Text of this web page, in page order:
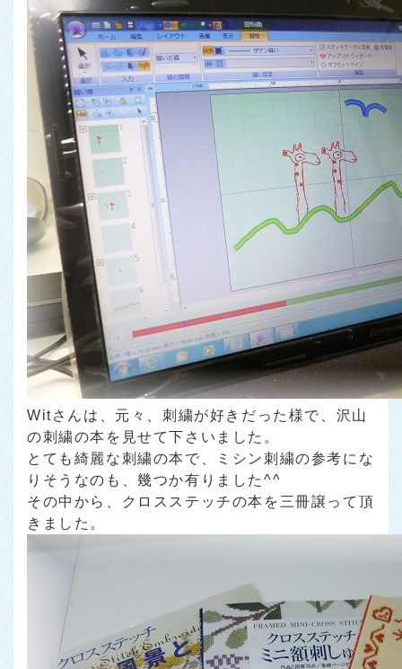
Witさんは、元々、刺繍が好きだった様で、沢山
の刺繍の本を見せて下さいました。
とても綺麗な刺繍の本で、ミシン刺繍の参考にな
りそうなのも、幾つか有りました^^
その中から、クロスステッチの本を三冊譲って頂
きました。